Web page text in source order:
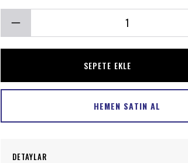
SEPETE EKLE
HEMEN SATIN AL
DETAYLAR